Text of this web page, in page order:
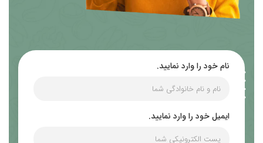
نام خود را وارد نمایید.
ایمیل خود را وارد نمایید.